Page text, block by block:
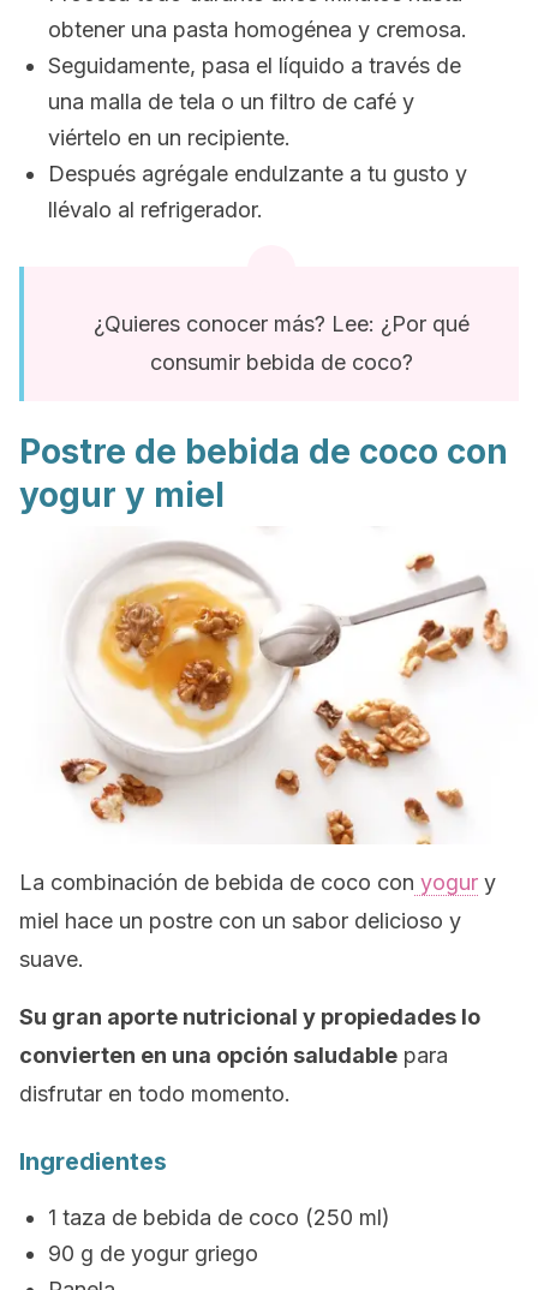
obtener una pasta homogénea y cremosa.
Seguidamente, pasa el líquido a través de
una malla de tela o un filtro de café y
viértelo en un recipiente.
Después agrégale endulzante a tu gusto y
llévalo al refrigerador.
¿Quieres conocer más? Lee: ¿Por qué
consumir bebida de coco?
Postre de bebida de coco con
yogur y miel
La combinación de bebida de coco con yogur y
miel hace un postre con un sabor delicioso y
suave.
Su gran aporte nutricional y propiedades lo
convierten en una opción saludable para
disfrutar en todo momento.
Ingredientes
1 taza de bebida de coco (250 ml)
90 g de yogur griego